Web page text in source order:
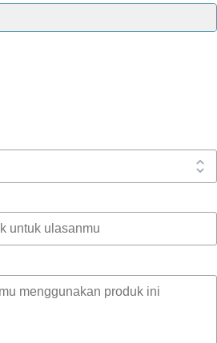
ke waktu.i yang dikumpulkan
sarangnya.